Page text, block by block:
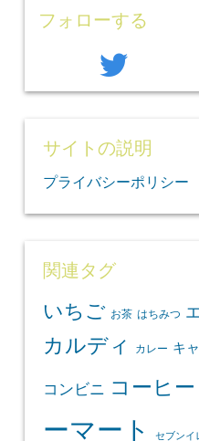
フォローする
twitter
サイトの説明
プライバシーポリシー
関連タグ
いちご お茶 はちみつ
カルディ カレー キ
コンビニ コーヒー
ーマート
セブンイ